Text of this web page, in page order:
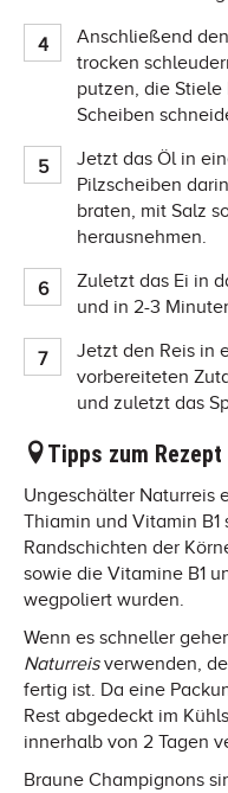
Anschließend
trocken
putzen, die
Scheiben
Jetzt das Öl in
Pilzscheiben
braten, mit Salz
herausnehmen.
Zuletzt das Ei in
und in 2-3
Jetzt den Reis in
vorbereiteten
und zuletzt das
Tipps zum Rezept
Ungeschälter Naturreis
Thiamin und Vitamin B1
Randschichten der
sowie die Vitamine B1
wegpoliert wurden.
Wenn es schneller
Naturreisverwenden,
fertig ist. Da eine
Rest abgedeckt im
innerhalb von 2 Tagen
Braune Champignons